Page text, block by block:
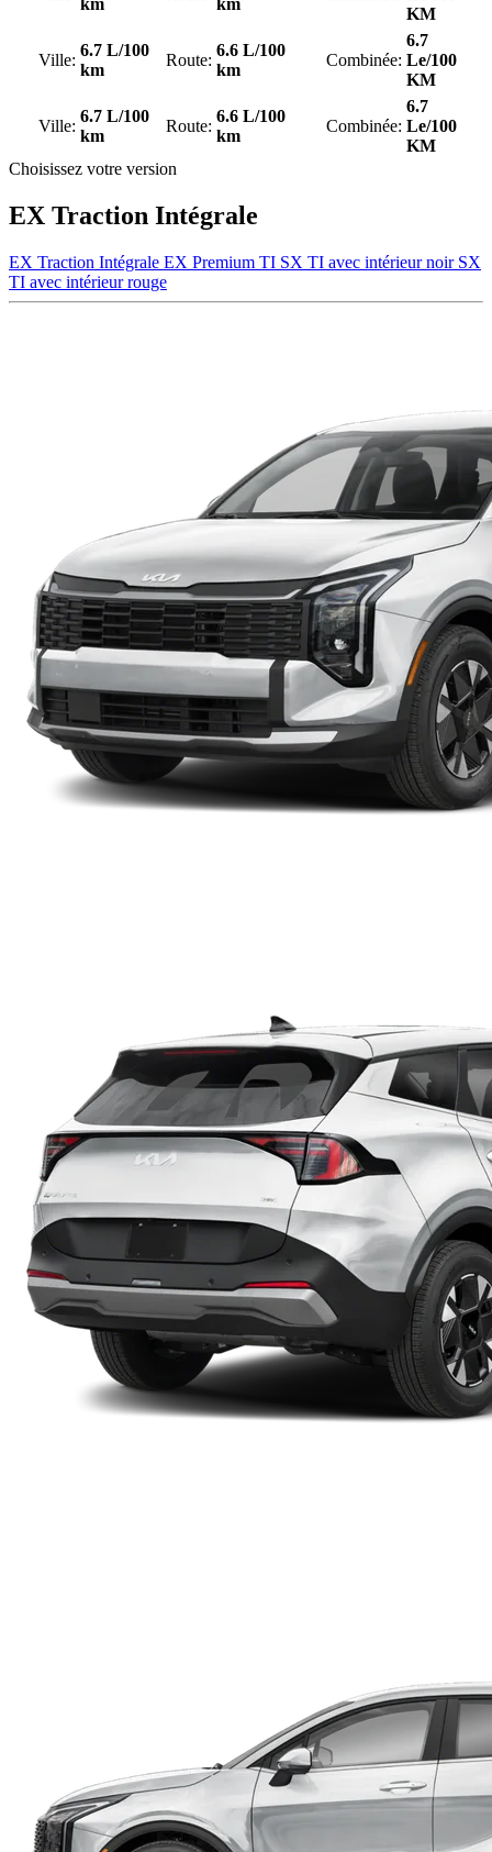
KM
Ville:
6.7 L/100
km
Route:
6.6 L/100
km
Combinée:
6.7
Le/100
KM
Ville:
6.7 L/100
km
Route:
6.6 L/100
km
Combinée:
6.7
Le/100
KM
Choisissez votre version
EX Traction Intégrale
EX Traction Intégrale EX Premium TI SX TI avec intérieur noir SX
TI avec intérieur rouge